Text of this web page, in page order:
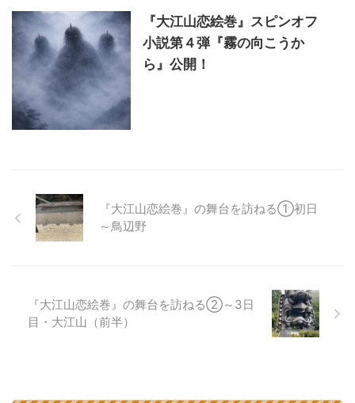
『大江山恋絵巻』スピンオフ
小説第４弾『霧の向こうか
ら』公開！
『大江山恋絵巻』の舞台を訪ねる①初日
～鳥辺野
『大江山恋絵巻』の舞台を訪ねる②～3日
目・大江山（前半）